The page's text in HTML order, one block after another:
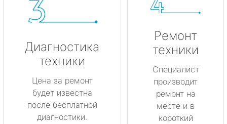
Диагностика
техники
Цена за ремонт
будет известна
после бесплатной
диагностики.
Ремонт
техники
Специалист
производит
ремонт на
месте и в
короткий